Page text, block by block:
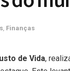
Finanças
de Vida,